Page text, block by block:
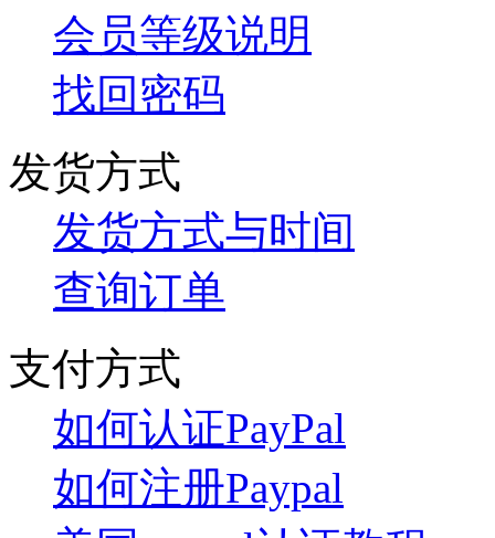
会员等级说明
找回密码
发货方式
发货方式与时间
查询订单
支付方式
如何认证PayPal
如何注册Paypal